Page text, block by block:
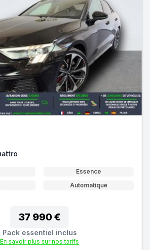
Essence
Automatique
37 990 €
Pack essentiel inclus
En savoir plus sur nos tarifs